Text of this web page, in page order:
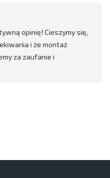
opinię! Cieszymy się,
i że montaż
za zaufanie i